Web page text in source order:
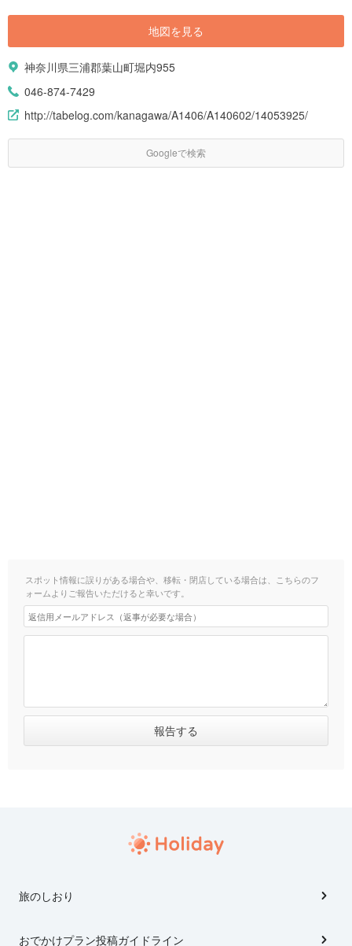
地図を見る
神奈川県三浦郡葉山町堀内955
046-874-7429
http://tabelog.com/kanagawa/A1406/A140602/14053925/
Googleで検索
スポット情報に誤りがある場合や、移転・閉店している場合は、こちらのフ
ォームよりご報告いただけると幸いです。
旅のしおり
おでかけプラン投稿ガイドライン